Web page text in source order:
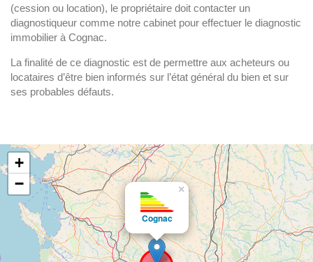
(cession ou location), le propriétaire doit contacter un
diagnostiqueur comme notre cabinet pour effectuer le diagnostic
immobilier à Cognac.
La finalité de ce diagnostic est de permettre aux acheteurs ou
locataires d’être bien informés sur l’état général du bien et sur
ses probables défauts.
Cognac
×
+
−